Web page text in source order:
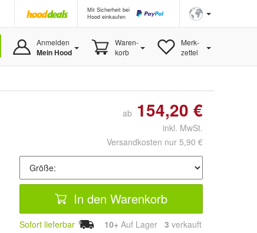
Mit Sicherheit bei
Hood einkaufen
Anmelden
Mein Hood
Waren-
korb
Merk-
zettel
ab 154,20 €
inkl. MwSt.
Versandkosten nur 5,90 €
In den Warenkorb
Sofort lieferbar 10+ Auf Lager 3 verkauft